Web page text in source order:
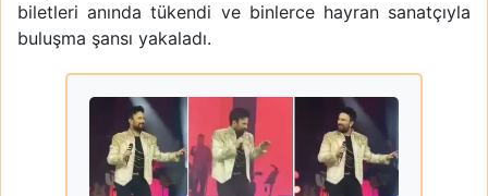
biletleri anında tükendi ve binlerce hayran sanatçıyla
buluşma şansı yakaladı.